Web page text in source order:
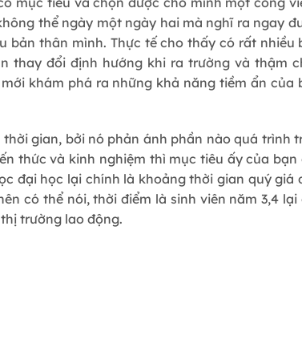
thể ngày một ngày hai mà nghĩ ra ngay
bản thân mình. Thực tế cho thấy có rất
thay đổi định hướng khi ra trường và thậm
khám phá ra những khả năng tiềm ẩn
gian, bởi nó phản ánh phần nào quá trình
thức và kinh nghiệm thì mục tiêu ấy của
đại học lại chính là khoảng thời gian quý giá
có thể nói, thời điểm là sinh viên năm 3,4
trường lao động.